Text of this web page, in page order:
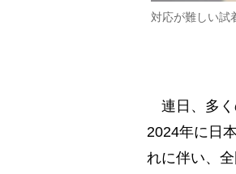
対応が難しい試
連日、多く
2024年に日
れに伴い、